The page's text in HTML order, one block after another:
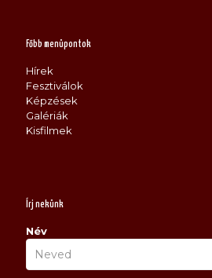
Főbb menüpontok
Hírek
Fesztiválok
Képzések
Galériák
Kisfilmek
Írj nekünk
Név